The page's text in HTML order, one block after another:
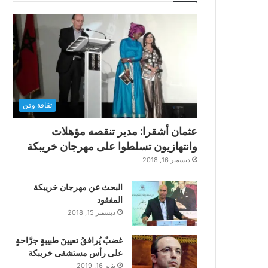
ثقافة وفن
عثمان أشقرا: مدير تنقصه مؤهلات
وانتهازيون تسلطوا على مهرجان خريبكة
ديسمبر 16, 2018
البحث عن مهرجان خريبكة
المفقود
ديسمبر 15, 2018
غضبٌ يُرافقُ تعيينَ طبيبةٍ جرَّاحةٍ
على رأس مستشفى خريبكة
يناير 16, 2019